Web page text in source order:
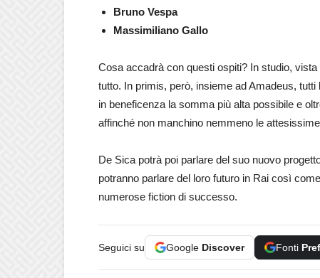
Bruno Vespa
Massimiliano Gallo
Cosa accadrà con questi ospiti? In studio,
tutto. In primis, però, insieme ad Amadeus,
in beneficenza la somma più alta possibile e
affinché non manchino nemmeno le
De Sica potrà poi parlare del suo nuovo
potranno parlare del loro futuro in Rai così
numerose fiction di successo.
Seguici su Google Discover Fonti